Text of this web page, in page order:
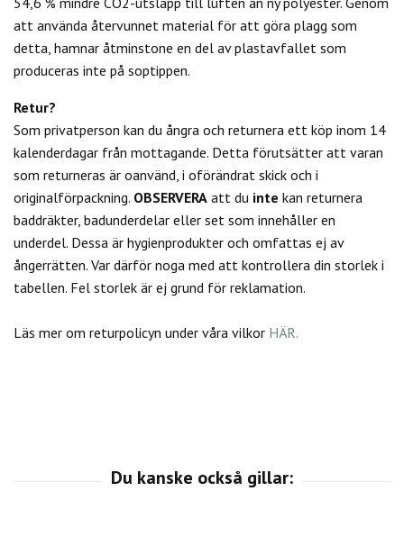
att använda återvunnet material för att göra plagg som
detta, hamnar åtminstone en del av plastavfallet som
produceras inte på soptippen.
Retur?
Som privatperson kan du ångra och returnera ett köp inom 14
kalenderdagar från mottagande. Detta förutsätter att varan
som returneras är oanvänd, i oförändrat skick och i
originalförpackning. OBSERVERA att du inte kan returnera
baddräkter, badunderdelar eller set som innehåller en
underdel. Dessa är hygienprodukter och omfattas ej av
ångerrätten. Var därför noga med att kontrollera din storlek i
tabellen. Fel storlek är ej grund för reklamation.
Läs mer om returpolicyn under våra vilkor HÄR.